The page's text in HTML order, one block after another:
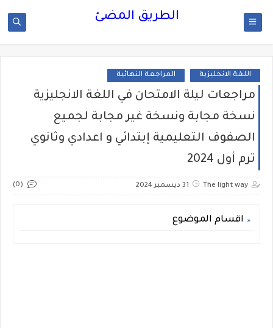
الطريق المضئ
اللغة الانجليزية المراجعة النهائية
مراجعات ليلة الامتحان في اللغة الانجليزية
نسخة مجابة ونسخة غير مجابة لجميع
الصفوف التعليمية إبتدائي و اعدادي وثانوي
ترم أول 2024
The light way 31 ديسمبر 2024 (0)
اقسام الموضوع